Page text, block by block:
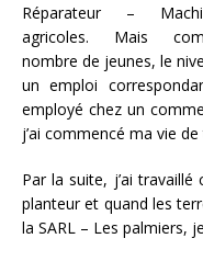
Réparateur –
agricoles. Mais
nombre de jeunes, le
un emploi
employé chez un
j’ai commencé ma vie
Par la suite, j’ai
planteur et quand les
la SARL – Les palmiers,